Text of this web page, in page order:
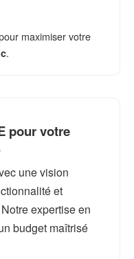
maximiser votre
.
pour votre
une vision
et
expertise en
budget maîtrisé